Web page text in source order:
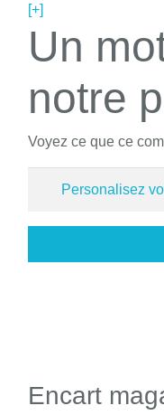
[+]
Un
notre
Voyez ce que ce
Personalisez
Encart